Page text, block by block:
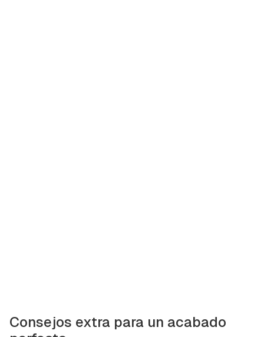
Consejos extra para un acabado